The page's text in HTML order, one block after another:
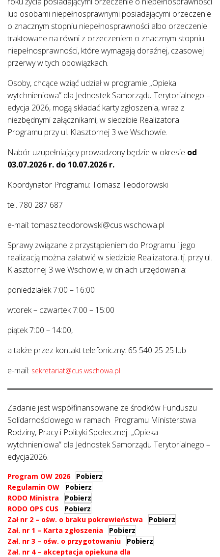
lub osobami niepełnosprawnymi posiadającymi orzeczenie
o znacznym stopniu niepełnosprawności albo orzeczenie
traktowane na równi z orzeczeniem o znacznym stopniu
niepełnosprawności, które wymagają doraźnej, czasowej
przerwy w tych obowiązkach.
Osoby, chcące wziąć udział w programie „Opieka
wytchnieniowa” dla Jednostek Samorządu Terytorialnego –
edycja 2026, mogą składać karty zgłoszenia, wraz z
niezbędnymi załącznikami, w siedzibie Realizatora
Programu przy ul. Klasztornej 3 we Wschowie.
Nabór uzupełniający prowadzony będzie w okresie od
03.07.2026 r. do 10.07.2026 r.
Koordynator Programu: Tomasz Teodorowski
tel. 780 287 687
e-mail: tomasz.teodorowski@cus.wschowa.pl
Sprawy związane z przystąpieniem do Programu i jego
realizacją można załatwić w siedzibie Realizatora, tj. przy ul.
Klasztornej 3 we Wschowie, w dniach urzędowania:
poniedziałek 7:00 – 16:00
wtorek – czwartek 7:00 – 15:00
piątek 7:00 – 14:00,
a także przez kontakt telefoniczny: 65 540 25 25 lub
e-mail: sekretariat@cus.wschowa.pl
Zadanie jest współfinansowane ze środków Funduszu
Solidarnościowego w ramach Programu Ministerstwa
Rodziny, Pracy i Polityki Społecznej „Opieka
wytchnieniowa” dla Jednostek Samorządu Terytorialnego –
edycja2026.
Program OW 2026
Pobierz
Regulamin OW
Pobierz
RODO Ministra
Pobierz
RODO OPS CUS
Pobierz
Zał nr 2 – ośw. o braku pokrewieństwa
Pobierz
Zał. nr 1 – Karta zgłoszenia
Pobierz
Zał. nr 3 – ośw. o przygotowaniu
Pobierz
Zał. nr 4 – akceptacja opiekuna dla